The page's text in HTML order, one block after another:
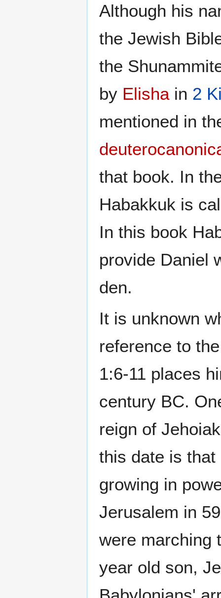
Although his
the Jewish
the
by Elishain 2
mentioned in
that book. In
Habakkuk is
In this book
provide Daniel
den.
It is unknown
reference to
1:6-11 places
century BC.
reign of
this date is
growing in
Jerusalem in
were marching
year old son,